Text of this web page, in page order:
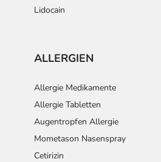
Lidocain
ALLERGIEN
Allergie Medikamente
Allergie Tabletten
Augentropfen Allergie
Mometason Nasenspray
Cetirizin